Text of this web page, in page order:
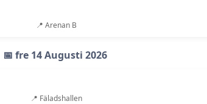
📍 Arenan B
📅 fre 14 Augusti 2026
📍 Fäladshallen